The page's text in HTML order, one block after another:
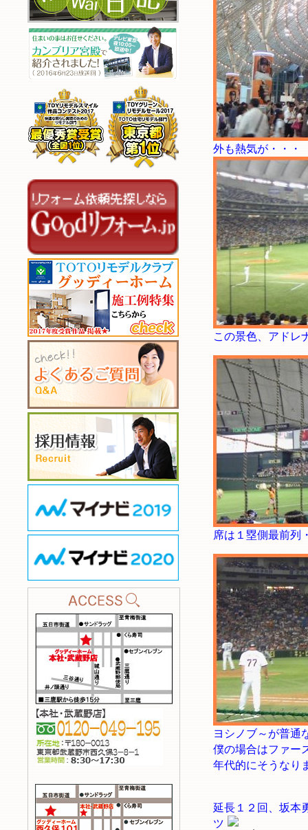
外も熱気が・・・
この景色、アドレ
席は１塁側最前列
ヨシノブ～が普通
僕の場合はファー
年代的にそうなり
延長１２回、坂本
ツ